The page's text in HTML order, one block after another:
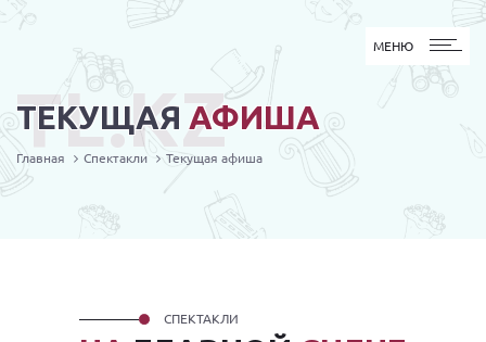
МЕНЮ
МЕНЮ
ТЕКУЩАЯ АФИША
TL.KZ
Главная Спектакли Текущая афиша
СПЕКТАКЛИ